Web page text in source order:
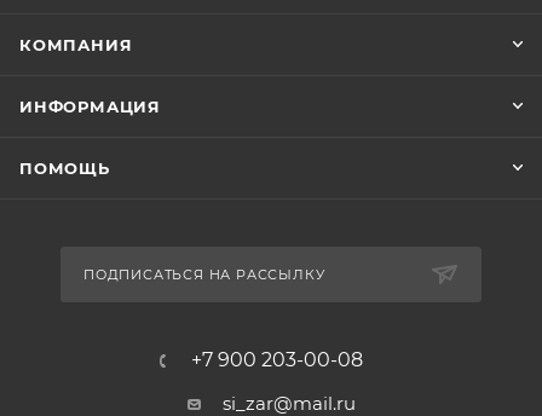
КОМПАНИЯ
ИНФОРМАЦИЯ
ПОМОЩЬ
ПОДПИСАТЬСЯ НА РАССЫЛКУ
+7 900 203-00-08
si_zar@mail.ru